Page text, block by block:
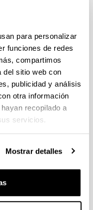
para personalizar
funciones de redes
compartimos
del sitio web con
publicidad y análisis
otra información
recopilado a
servicios.
Mostrar detalles
2026